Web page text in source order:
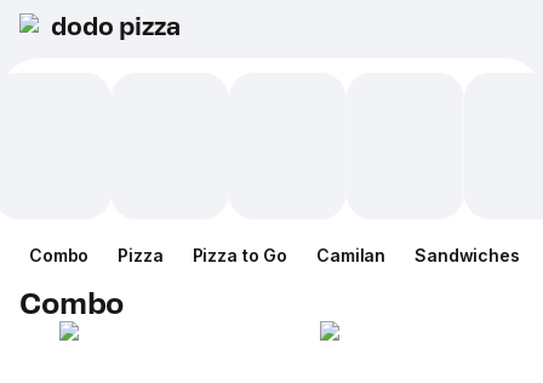
dodo pizza
Combo Pizza Pizza to Go Camilan Sandwiches
Combo